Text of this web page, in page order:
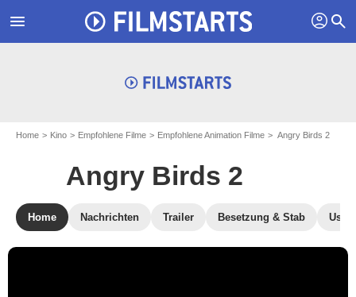
menu profil search
Home Kino Empfohlene Filme Empfohlene Animation Filme Angry Birds 2
Angry Birds 2
Home Nachrichten Trailer Besetzung & Stab